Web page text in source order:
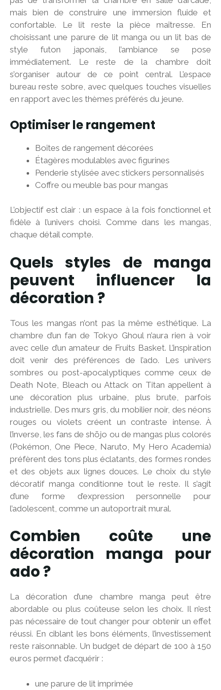
mais bien de construire une immersion fluide et
confortable. Le lit reste la pièce maîtresse. En
choisissant une parure de lit manga ou un lit bas de
style futon japonais, l’ambiance se pose
immédiatement. Le reste de la chambre doit
s’organiser autour de ce point central. L’espace
bureau reste sobre, avec quelques touches visuelles
en rapport avec les thèmes préférés du jeune.
Optimiser le rangement
Boîtes de rangement décorées
Étagères modulables avec figurines
Penderie stylisée avec stickers personnalisés
Coffre ou meuble bas pour mangas
L’objectif est clair : un espace à la fois fonctionnel et
fidèle à l’univers choisi. Comme dans les mangas,
chaque détail compte.
Quels styles de manga
peuvent influencer la
décoration ?
Tous les mangas n’ont pas la même esthétique. La
chambre d’un fan de Tokyo Ghoul n’aura rien à voir
avec celle d’un amateur de Fruits Basket. L’inspiration
doit venir des préférences de l’ado. Les univers
sombres ou post-apocalyptiques comme ceux de
Death Note, Bleach ou Attack on Titan appellent à
une décoration plus urbaine, plus brute, parfois
industrielle. Des murs gris, du mobilier noir, des néons
rouges ou violets créent un contraste intense. À
l’inverse, les fans de shōjo ou de mangas plus colorés
(Pokémon, One Piece, Naruto, My Hero Academia)
préfèrent des tons plus éclatants, des formes rondes
et des objets aux lignes douces. Le choix du style
décoratif manga conditionne tout le reste. Il s’agit
d’une forme d’expression personnelle pour
l’adolescent, comme un autoportrait mural.
Combien coûte une
décoration manga pour
ado ?
La décoration d’une chambre manga peut être
abordable ou plus coûteuse selon les choix. Il n’est
pas nécessaire de tout changer pour obtenir un effet
réussi. En ciblant les bons éléments, l’investissement
reste raisonnable. Un budget de départ de 100 à 150
euros permet d’acquérir :
une parure de lit imprimée